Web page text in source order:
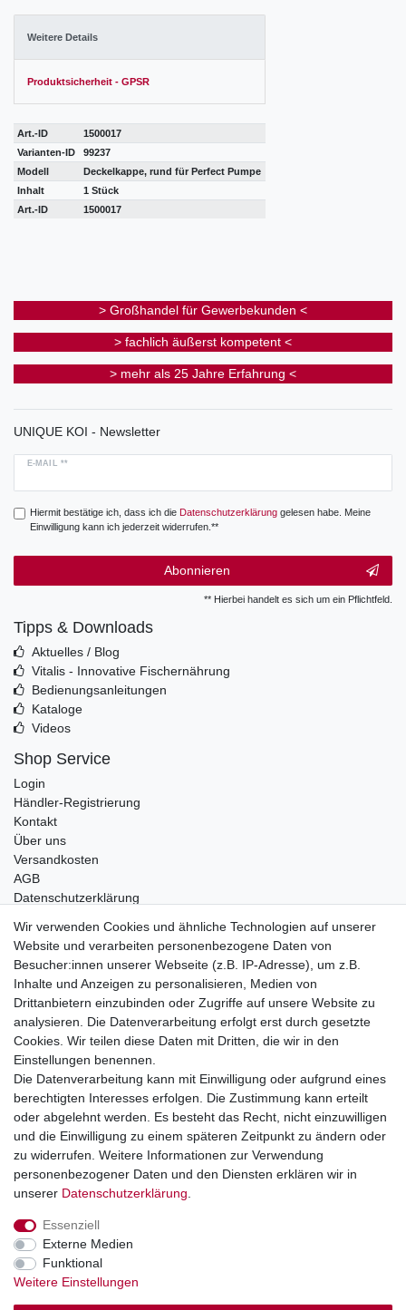
Weitere Details
Produktsicherheit - GPSR
Art.-ID
1500017
Varianten-ID
99237
Modell
Deckelkappe, rund für Perfect Pumpe
Inhalt
1 Stück
Art.-ID
1500017
> Großhandel für Gewerbekunden <
> fachlich äußerst kompetent <
> mehr als 25 Jahre Erfahrung <
UNIQUE KOI - Newsletter
E-MAIL **
Hiermit bestätige ich, dass ich die Daten­schutz­erklärunggelesen habe. Meine
Einwilligung kann ich jederzeit widerrufen.**
Abonnieren
** Hierbei handelt es sich um ein Pflichtfeld.
Tipps & Downloads
Aktuelles / Blog
Vitalis - Innovative Fischernährung
Bedienungsanleitungen
Kataloge
Videos
Shop Service
Login
Händler-Registrierung
Kontakt
Über uns
Versandkosten
AGB
Datenschutzerklärung
Telefonische Beratung und Unterstützung für Händler unter:
+49 2851 5895-0
Montag - Donnerstag: 08.00 - 16.30 Uhr
Freitag: 08.00 - 16.00 Uhr
Wir sind ein Großhandel, bitte wenden Sie sich als
Endkunde direkt an Ihren örtlichen Fachhändler. Vielen
Dank!
Widerrufs­recht Impressum Daten­schutz­erklärung
Wir verwenden Cookies und ähnliche Technologien auf unserer
Website und verarbeiten personenbezogene Daten von
Besucher:innen unserer Webseite (z.B. IP-Adresse), um z.B.
Inhalte und Anzeigen zu personalisieren, Medien von
Drittanbietern einzubinden oder Zugriffe auf unsere Website zu
analysieren. Die Datenverarbeitung erfolgt erst durch gesetzte
Cookies. Wir teilen diese Daten mit Dritten, die wir in den
Einstellungen benennen.
Die Datenverarbeitung kann mit Einwilligung oder aufgrund eines
berechtigten Interesses erfolgen. Die Zustimmung kann erteilt
oder abgelehnt werden. Es besteht das Recht, nicht einzuwilligen
und die Einwilligung zu einem späteren Zeitpunkt zu ändern oder
zu widerrufen. Weitere Informationen zur Verwendung
personenbezogener Daten und den Diensten erklären wir in
unserer Daten­schutz­erklärung
Essenziell
Externe Medien
Funktional
Weitere Einstellungen